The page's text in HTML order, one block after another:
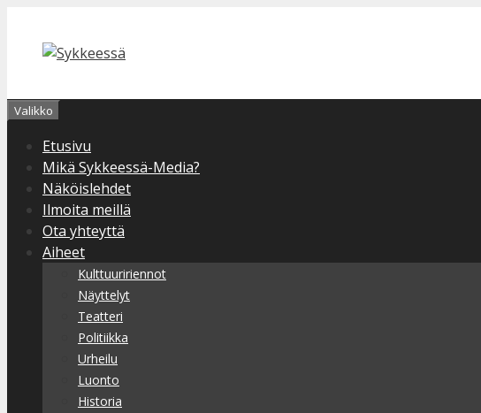
sisältöön
Valikko
Etusivu
Mikä Sykkeessä-Media?
Näköislehdet
Ilmoita meillä
Ota yhteyttä
Aiheet
Kulttuuririennot
Näyttelyt
Teatteri
Politiikka
Urheilu
Luonto
Historia